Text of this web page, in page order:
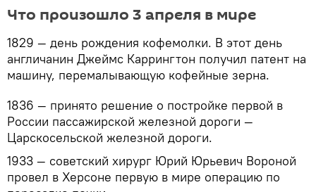
Что произошло 3 апреля в мире
1829 — день рождения кофемолки. В этот день
англичанин Джеймс Каррингтон получил патент на
машину, перемалывающую кофейные зерна.
1836 — принято решение о постройке первой в
России пассажирской железной дороги —
Царскосельской железной дороги.
1933 — советский хирург Юрий Юрьевич Вороной
провел в Херсоне первую в мире операцию по